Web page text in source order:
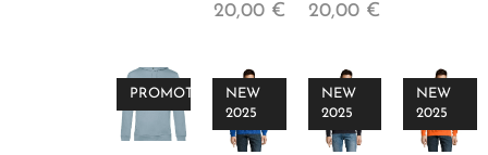
20,00€
20,00 €
PROMOTION
NEW
2025
NEW
2025
NEW
2025